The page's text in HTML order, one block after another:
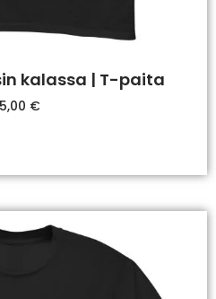
kalassa | T-paita
€